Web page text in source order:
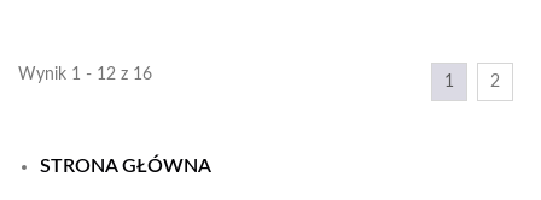
Wynik 1 - 12 z 16 1 2
STRONA GŁÓWNA